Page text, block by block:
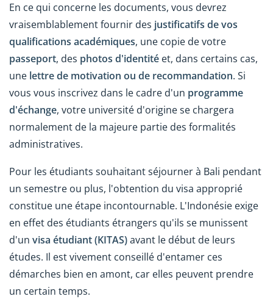
En ce qui concerne les documents, vous devrez
vraisemblablement fournir des justificatifs de vos
qualifications académiques, une copie de votre
passeport, des photos d'identité et, dans certains cas,
une lettre de motivation ou de recommandation. Si
vous vous inscrivez dans le cadre d'un programme
d'échange, votre université d'origine se chargera
normalement de la majeure partie des formalités
administratives.
Pour les étudiants souhaitant séjourner à Bali pendant
un semestre ou plus, l'obtention du visa approprié
constitue une étape incontournable. L'Indonésie exige
en effet des étudiants étrangers qu'ils se munissent
d'un visa étudiant (KITAS)avant le début de leurs
études. Il est vivement conseillé d'entamer ces
démarches bien en amont, car elles peuvent prendre
un certain temps.